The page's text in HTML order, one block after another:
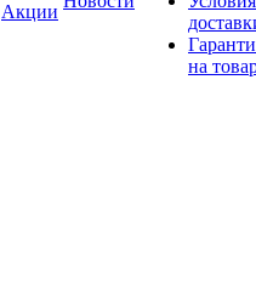
Акции
на